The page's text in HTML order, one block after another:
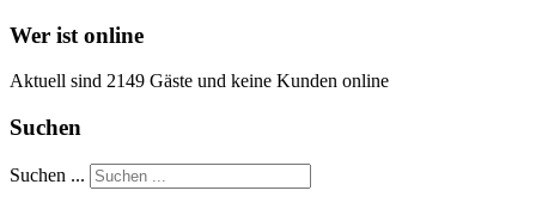
Wer ist online
Aktuell sind 2149 Gäste und keine Kunden online
Suchen
Suchen ...